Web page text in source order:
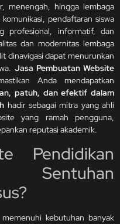
menengah, hingga lembaga
pendaftaran siswa
profesional, informatif, dan
dan modernitas lembaga
dinavigasi dapat menurunkan
Jasa Pembuatan Website
Anda mendapatkan
patuh, dan efektif dalam
hadir sebagai mitra yang ahli
yang ramah pengguna,
reputasi akademik.
Pendidikan
Sentuhan
kebutuhan banyak